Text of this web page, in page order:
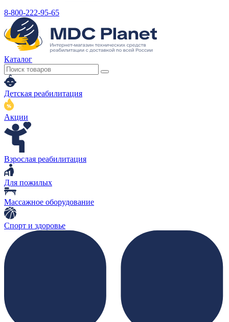
8-800-222-95-65
Каталог
Детская реабилитация
Акции
Взрослая реабилитация
Для пожилых
Массажное оборудование
Спорт и здоровье